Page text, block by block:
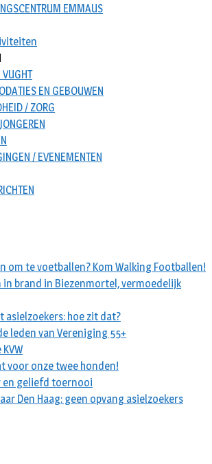
EMMAUS
VUGHT
EN GEBOUWEN
/ ZORG
/ EVENEMENTEN
om te voetballen? Kom Walking Footballen!
in brand in Biezenmortel, vermoedelijk
asielzoekers: hoe zit dat?
leden van Vereniging 55+
voor onze twee honden!
en geliefd toernooi
Den Haag: geen opvang asielzoekers